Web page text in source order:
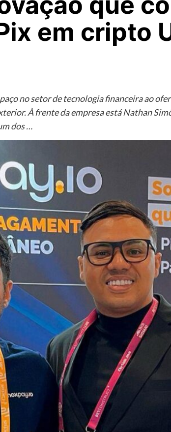
em cripto
no setor de tecnologia financeira ao
À frente da empresa está Nathan
dos …